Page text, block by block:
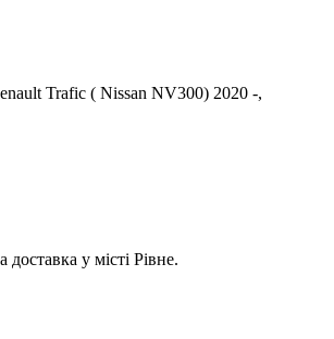
Trafic ( Nissan NV300) 2020 -,
у місті Рівне.